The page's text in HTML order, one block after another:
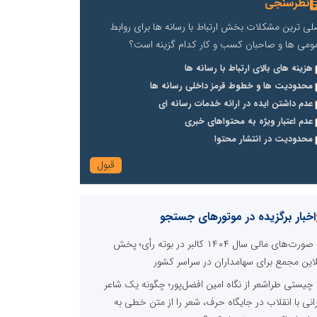
ترین مشکلات بخش ارتباط با رسانه ها برای روابط
ها و صاحبان کسب و کار کدام گزینه است؟
هزینه های بالای ارتباط با رسانه ها
محدودیت ها و خطوط قرمز داخلی رسانه ها
عدم داشتن ایده در ارائه خدمات رسانه ای
عدم اعتبار ویژه به محتواهای خبری
محدودیت در انتشار محتوا
اخبار برگزیده در موتورهای جستجو
صورت‌های مالی سال ۱۴۰۴ کالبر در بوته رأی؛ پخش
مجمع برای سهامداران در سراسر کشور
چیستی طراشعر از نگاه امین افضل‌پور؛ چگونه یک شاعر
با انقلاب در جایگاه حرف، شعر را از متن خطی به